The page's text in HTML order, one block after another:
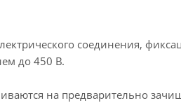
соединения,
до 450 В.
на предварительно